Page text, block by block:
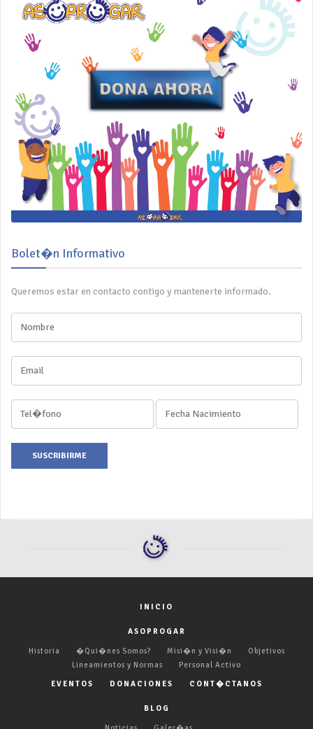
Bolet�n Informativo
Queremos estar en contacto contigo y mantenerte informado.
SUSCRIBIRME
INICIO
ASOPROGAR
Historia �Qui�nes Somos? Misi�n y Visi�n
Objetivos
Lineamientos y Normas
Personal Activo
EVENTOS DONACIONES CONT�CTANOS
BLOG